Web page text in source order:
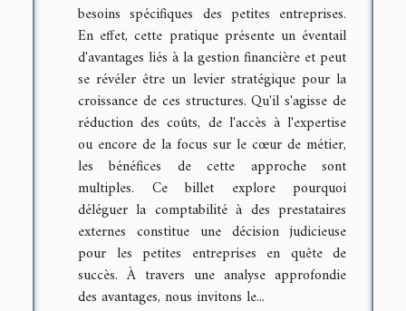
besoins spécifiques des petites entreprises.
En effet, cette pratique présente un éventail
d'avantages liés à la gestion financière et peut
se révéler être un levier stratégique pour la
croissance de ces structures. Qu'il s'agisse de
réduction des coûts, de l'accès à l'expertise
ou encore de la focus sur le cœur de métier,
les bénéfices de cette approche sont
multiples. Ce billet explore pourquoi
déléguer la comptabilité à des prestataires
externes constitue une décision judicieuse
pour les petites entreprises en quête de
succès. À travers une analyse approfondie
des avantages, nous invitons le...